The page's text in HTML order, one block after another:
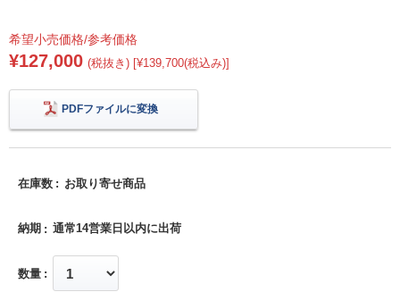
希望小売価格/参考価格
¥127,000 (税抜き) [¥139,700(税込み)]
PDFファイルに変換
在庫数 お取り寄せ商品
納期 通常14営業日以内に出荷
数量